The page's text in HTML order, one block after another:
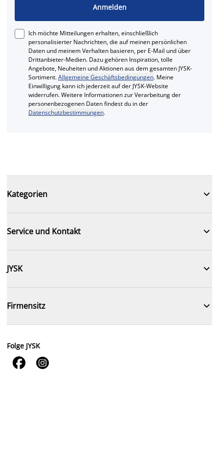
Anmelden
Ich möchte Mitteilungen erhalten, einschließlich
personalisierter Nachrichten, die auf meinen persönlichen
Daten und meinem Verhalten basieren, per E-Mail und über
Drittanbieter-Medien. Dazu gehören Inspiration, tolle
Angebote, Neuheiten und Aktionen aus dem gesamten JYSK-
Sortiment.Allgemeine Geschäftsbedingungen. Meine
Einwilligung kann ich jederzeit auf der JYSK-Website
widerrufen. Weitere Informationen zur Verarbeitung der
personenbezogenen Daten findest du in der
Datenschutzbestimmungen.
Kategorien 
Service und Kontakt 
JYSK 
Firmensitz 
Folge JYSK
 